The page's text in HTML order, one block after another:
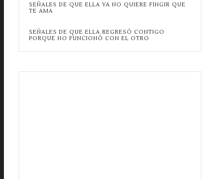
SEÑALES DE QUE ELLA YA NO QUIERE FINGIR QUE
TE AMA
SEÑALES DE QUE ELLA REGRESÓ CONTIGO
PORQUE NO FUNCIONÓ CON EL OTRO